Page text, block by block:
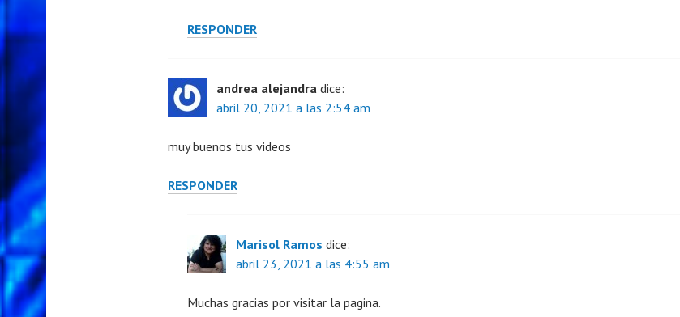
RESPONDER
andrea alejandra dice:
abril 20, 2021 a las 2:54 am
muy buenos tus videos
RESPONDER
Marisol Ramos dice:
abril 23, 2021 a las 4:55 am
Muchas gracias por visitar la pagina.